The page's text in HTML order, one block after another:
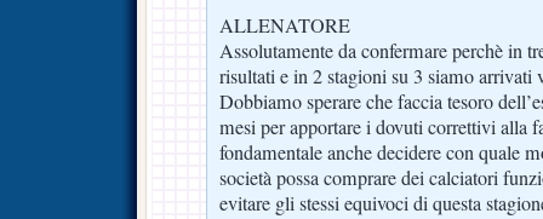
ALLENATORE
Assolutamente da confermare perchè in
risultati e in 2 stagioni su 3 siamo arrivati
Dobbiamo sperare che faccia tesoro
mesi per apportare i dovuti correttivi alla
fondamentale anche decidere con quale
società possa comprare dei calciatori
evitare gli stessi equivoci di questa